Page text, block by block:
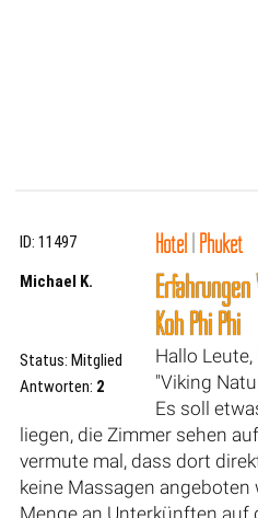
ID: 11497 Hotel|Phuket
Michael K.
Status: Mitglied
Antworten: 2
Koh Phi Phi
Hallo
"Viking
Es soll
liegen, die Zimmer sehen
vermute mal, dass dort
keine Massagen angeboten